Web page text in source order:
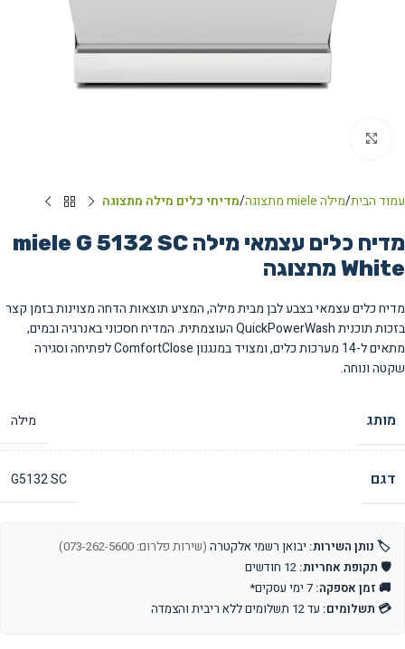
עמוד הבית מילה miele מתצוגה מדיחי כלים מילה מתצוגה
מדיח כלים עצמאי מילה miele G 5132 SC
White מתצוגה
מדיח כלים עצמאי בצבע לבן מבית מילה, המציע תוצאות הדחה מצוינות בזמן קצר
בזכות תוכנית QuickPowerWash העוצמתית. המדיח חסכוני באנרגיה ובמים,
מתאים ל-14 מערכות כלים, ומצויד במנגנון ComfortClose לפתיחה וסגירה
שקטה ונוחה.
מותג מילה
דגם G5132 SC
🏷️ נותן השירות: יבואן רשמי אלקטרה (שירות פלרום: 073-262-5600)
🛡️ תקופת אחריות:
🚚 זמן אספקה:
💳 תשלומים: עד 12 תשלומים ללא ריבית והצמדה